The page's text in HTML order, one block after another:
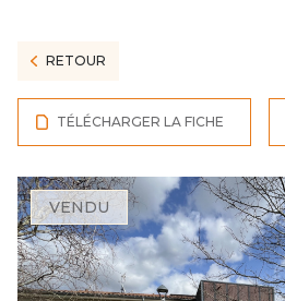
RETOUR
TÉLÉCHARGER LA FICHE
VENDU